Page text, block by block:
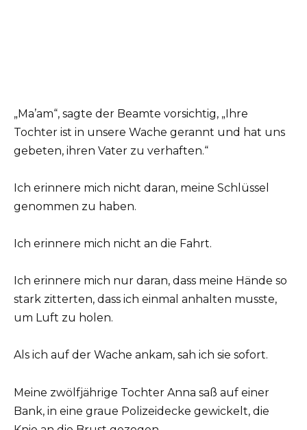
„Ma’am“, sagte der Beamte vorsichtig, „Ihre
Tochter ist in unsere Wache gerannt und hat uns
gebeten, ihren Vater zu verhaften.“
Ich erinnere mich nicht daran, meine Schlüssel
genommen zu haben.
Ich erinnere mich nicht an die Fahrt.
Ich erinnere mich nur daran, dass meine Hände so
stark zitterten, dass ich einmal anhalten musste,
um Luft zu holen.
Als ich auf der Wache ankam, sah ich sie sofort.
Meine zwölfjährige Tochter Anna saß auf einer
Bank, in eine graue Polizeidecke gewickelt, die